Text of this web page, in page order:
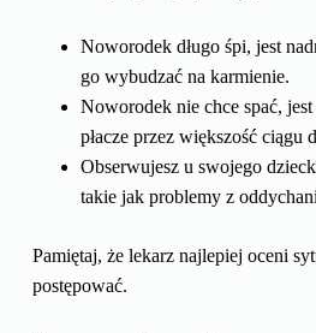
Noworodek długo śpi, jest
go wybudzać na karmienie.
Noworodek nie chce spać,
płacze przez większość ciągu
Obserwujesz u swojego
takie jak problemy z
Pamiętaj, że lekarz najlepiej oceni
postępować.